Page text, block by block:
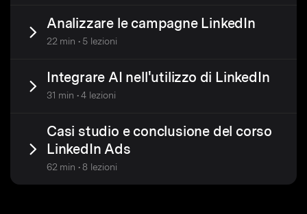
Analizzare le campagne LinkedIn
22 min • 5 lezioni
Integrare AI nell'utilizzo di LinkedIn
31 min • 4 lezioni
Casi studio e conclusione del corso
LinkedIn Ads
62 min • 8 lezioni